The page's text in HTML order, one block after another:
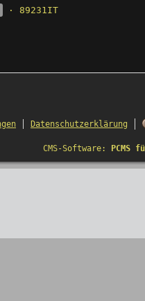
· 89231IT
Datenschutzerklärung
CMS-Software: PCMS